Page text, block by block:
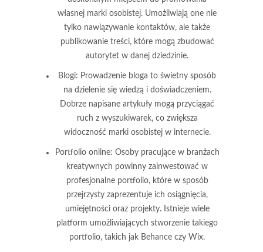
własnej marki osobistej. Umożliwiają one nie
tylko nawiązywanie kontaktów, ale także
publikowanie treści, które mogą zbudować
autorytet w danej dziedzinie.
Blogi: Prowadzenie bloga to świetny sposób
na dzielenie się wiedzą i doświadczeniem.
Dobrze napisane artykuły mogą przyciągać
ruch z wyszukiwarek, co zwiększa
widoczność marki osobistej w internecie.
Portfolio online: Osoby pracujące w branżach
kreatywnych powinny zainwestować w
profesjonalne portfolio, które w sposób
przejrzysty zaprezentuje ich osiągnięcia,
umiejętności oraz projekty. Istnieje wiele
platform umożliwiających stworzenie takiego
portfolio, takich jak Behance czy Wix.